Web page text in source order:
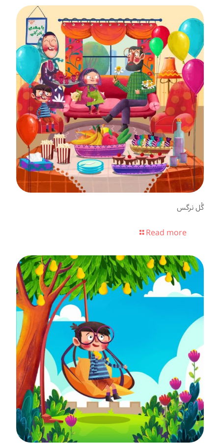
گُل نرگس
Read more